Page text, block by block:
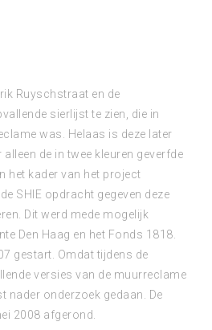
Ruyschstraat en de
sierlijst te zien, die in
was. Helaas is deze later
de in twee kleuren geverfde
het kader van het project
SHIE opdracht gegeven deze
Dit werd mede mogelijk
Den Haag en het Fonds 1818.
gestart. Omdat tijdens de
versies van de muurreclame
nader onderzoek gedaan. De
2008 afgerond.